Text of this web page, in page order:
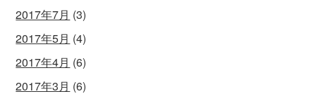
2017年7月 (3)
2017年5月 (4)
2017年4月 (6)
2017年3月 (6)